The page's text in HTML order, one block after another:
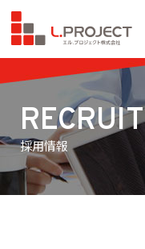
RECRUIT
採用情報